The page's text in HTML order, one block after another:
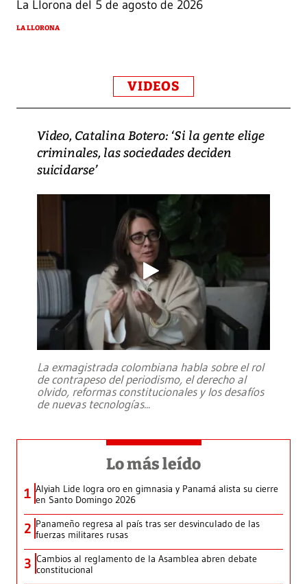
La Llorona del 5 de agosto de 2026
LA LLORONA
VIDEOS
Video, Catalina Botero: ‘Si la gente elige
criminales, las sociedades deciden
suicidarse’
La exmagistrada colombiana habla sobre el rol
de contrapeso del periodismo, el derecho al
olvido, reformas constitucionales y los desafíos
de nuevas tecnologías...
Lo más leído
1 Alyiah Lide logra oro en gimnasia y Panamá alista su cierre
en Santo Domingo 2026
2 Panameño regresa al país tras ser desvinculado de las
fuerzas militares rusas
3 Cambios al reglamento de la Asamblea abren debate
constitucional